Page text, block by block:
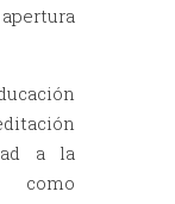
a la
como